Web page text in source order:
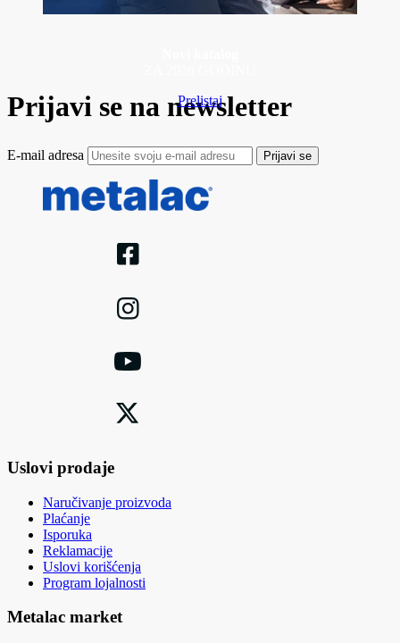
Prelistaj
Prijavi se na newsletter
E-mail adresa Prijavi se
Uslovi prodaje
Naručivanje proizvoda
Plaćanje
Isporuka
Reklamacije
Uslovi korišćenja
Program lojalnosti
Metalac market